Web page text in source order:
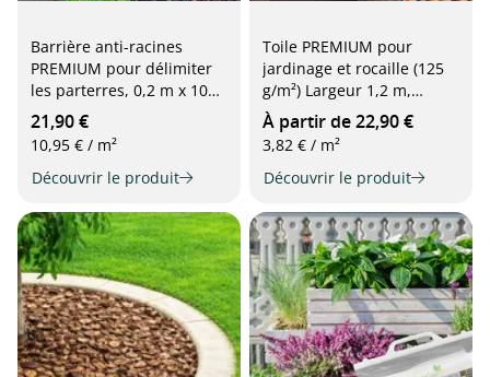
Barrière anti-racines
PREMIUM pour délimiter
les parterres, 0,2 m x 10
m, noir
21,90 €
10,95 € / m²
Découvrir le produit
Toile PREMIUM pour
jardinage et rocaille (125
g/m²) Largeur 1,2 m,
marron
À partir de 22,90 €
3,82 € / m²
Découvrir le produit